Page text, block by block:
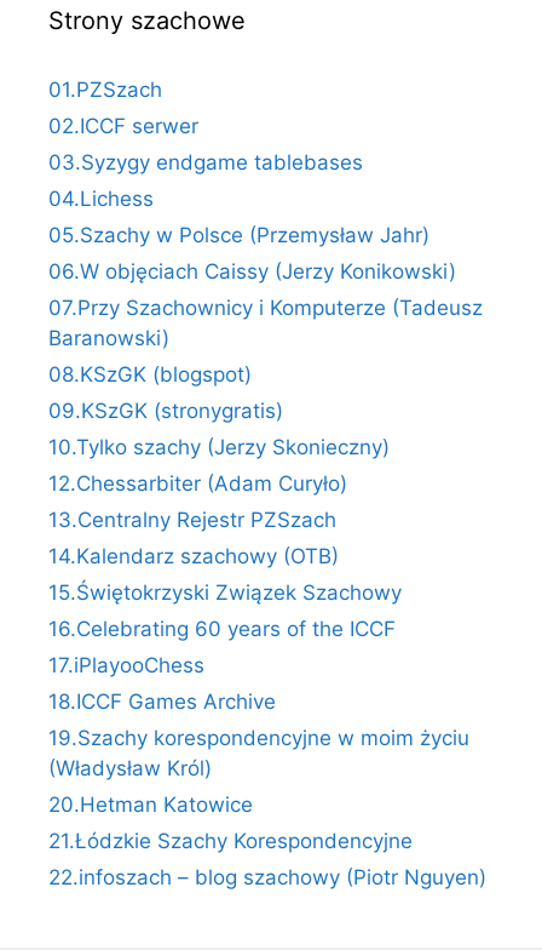
Strony szachowe
01.PZSzach
02.ICCF serwer
03.Syzygy endgame tablebases
04.Lichess
05.Szachy w Polsce (Przemysław Jahr)
06.W objęciach Caissy (Jerzy Konikowski)
07.Przy Szachownicy i Komputerze (Tadeusz
Baranowski)
08.KSzGK (blogspot)
09.KSzGK (stronygratis)
10.Tylko szachy (Jerzy Skonieczny)
12.Chessarbiter (Adam Curyło)
13.Centralny Rejestr PZSzach
14.Kalendarz szachowy (OTB)
15.Świętokrzyski Związek Szachowy
16.Celebrating 60 years of the ICCF
17.iPlayooChess
18.ICCF Games Archive
19.Szachy korespondencyjne w moim życiu
(Władysław Król)
20.Hetman Katowice
21.Łódzkie Szachy Korespondencyjne
22.infoszach – blog szachowy (Piotr Nguyen)